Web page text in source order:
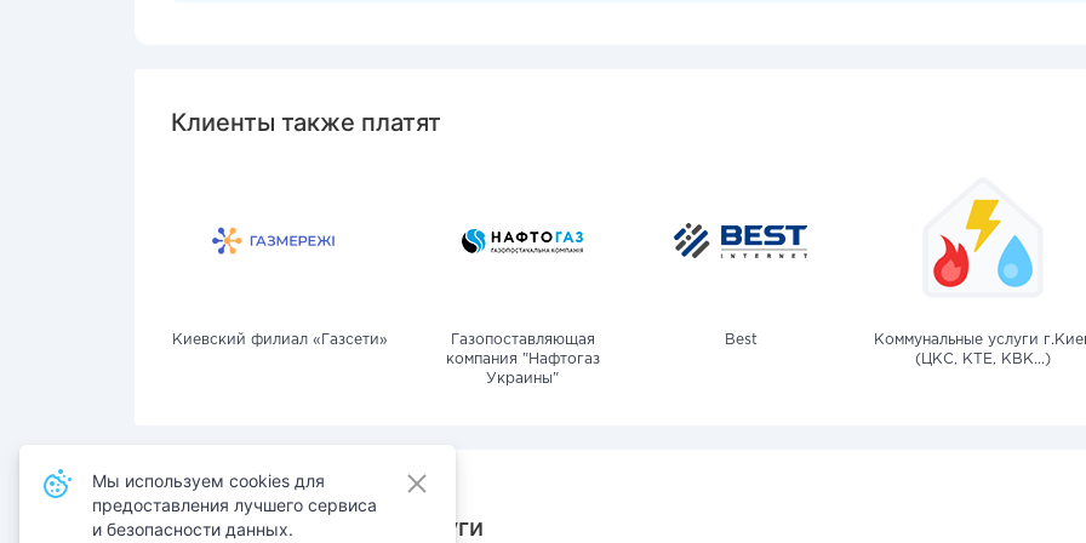
Клиенты также платят
Киевский филиал «Газсети»
Газопоставляющая
компания "Нафтогаз
Украины"
Best
Коммунальные услуги
(ЦКС, КТЕ, КВК...)
Также оплачивают услуги
Мы используем cookies для
предоставления лучшего сервиса
и безопасности данных.